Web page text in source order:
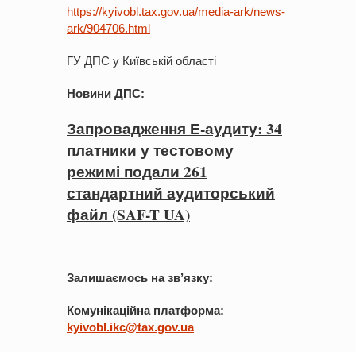
https://kyivobl.tax.gov.ua/media-ark/news-
ark/904706.html
ГУ ДПС у Київській області
Новини ДПС:
Запровадження Е-аудиту: 34
платники у тестовому
режимі подали 261
стандартний аудиторський
файл (SAF-T UA)
Залишаємось на зв’язку:
Комунікаційна платформа:
kyivobl.ikc@tax.gov.ua